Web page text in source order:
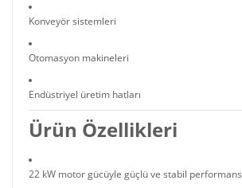
Konveyör sistemleri
Otomasyon makineleri
Endüstriyel üretim hatları
Ürün Özellikleri
22 kW motor gücüyle güçlü ve stabil performans